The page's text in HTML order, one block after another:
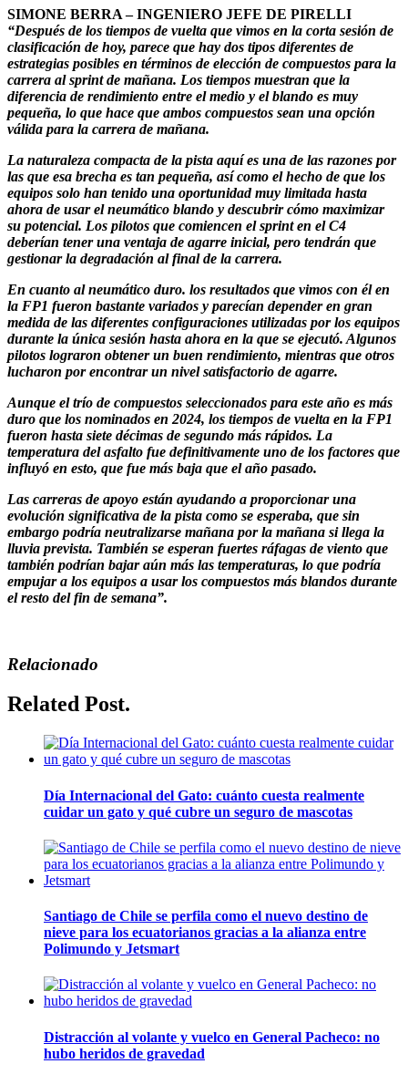
SIMONE BERRA – INGENIERO JEFE DE PIRELLI
“Después de los tiempos de vuelta que vimos en la corta sesión de
clasificación de hoy, parece que hay dos tipos diferentes de
estrategias posibles en términos de elección de compuestos para la
carrera al sprint de mañana. Los tiempos muestran que la
diferencia de rendimiento entre el medio y el blando es muy
pequeña, lo que hace que ambos compuestos sean una opción
válida para la carrera de mañana.
La naturaleza compacta de la pista aquí es una de las razones por
las que esa brecha es tan pequeña, así como el hecho de que los
equipos solo han tenido una oportunidad muy limitada hasta
ahora de usar el neumático blando y descubrir cómo maximizar
su potencial. Los pilotos que comiencen el sprint en el C4
deberían tener una ventaja de agarre inicial, pero tendrán que
gestionar la degradación al final de la carrera.
En cuanto al neumático duro. los resultados que vimos con él en
la FP1 fueron bastante variados y parecían depender en gran
medida de las diferentes configuraciones utilizadas por los equipos
durante la única sesión hasta ahora en la que se ejecutó. Algunos
pilotos lograron obtener un buen rendimiento, mientras que otros
lucharon por encontrar un nivel satisfactorio de agarre.
Aunque el trío de compuestos seleccionados para este año es más
duro que los nominados en 2024, los tiempos de vuelta en la FP1
fueron hasta siete décimas de segundo más rápidos. La
temperatura del asfalto fue definitivamente uno de los factores que
influyó en esto, que fue más baja que el año pasado.
Las carreras de apoyo están ayudando a proporcionar una
evolución significativa de la pista como se esperaba, que sin
embargo podría neutralizarse mañana por la mañana si llega la
lluvia prevista. También se esperan fuertes ráfagas de viento que
también podrían bajar aún más las temperaturas, lo que podría
empujar a los equipos a usar los compuestos más blandos durante
el resto del fin de semana”.
Relacionado
Related Post.
Día Internacional del Gato: cuánto cuesta realmente
cuidar un gato y qué cubre un seguro de mascotas
Santiago de Chile se perfila como el nuevo destino de
nieve para los ecuatorianos gracias a la alianza entre
Polimundo y Jetsmart
Distracción al volante y vuelco en General Pacheco: no
hubo heridos de gravedad